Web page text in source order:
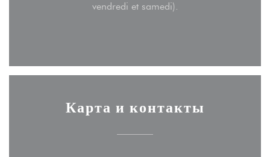
vendredi et samedi).
Карта и контакты